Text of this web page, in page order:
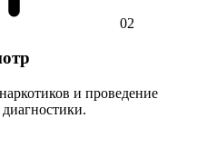
02
и проведение